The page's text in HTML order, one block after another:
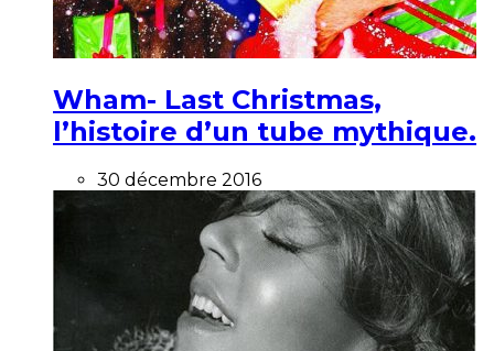
Wham- Last Christmas,
l’histoire d’un tube mythique.
30 décembre 2016